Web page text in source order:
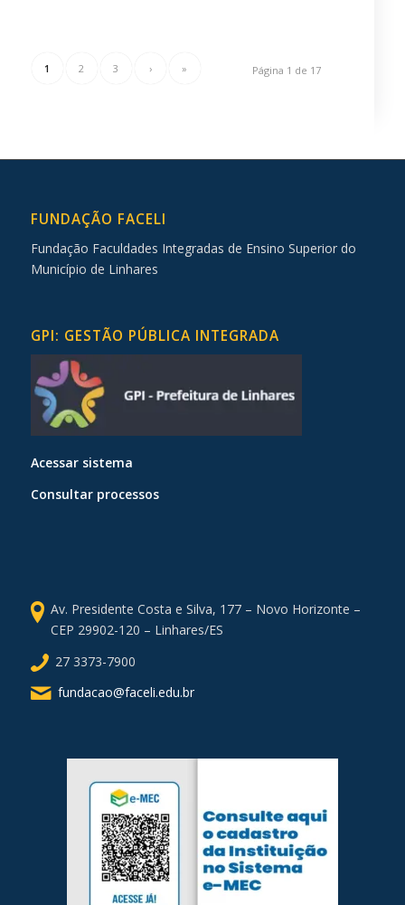
Página 1 de 17
1 2 3 › »
FUNDAÇÃO FACELI
Fundação Faculdades Integradas de Ensino Superior do
Município de Linhares
GPI: GESTÃO PÚBLICA INTEGRADA
Acessar sistema
Consultar processos
Av. Presidente Costa e Silva, 177 – Novo Horizonte –
CEP 29902-120 – Linhares/ES
27 3373-7900
fundacao@faceli.edu.br